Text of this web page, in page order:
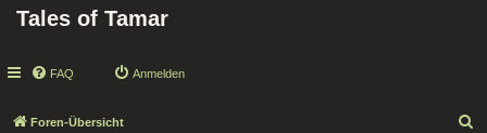
Tales of Tamar
FAQ Anmelden
Foren-Übersicht